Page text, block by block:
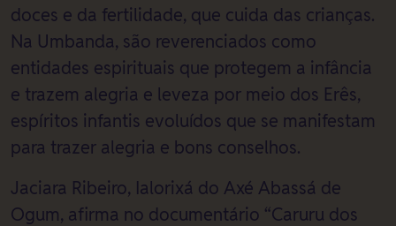
doces e da fertilidade, que cuida das crianças.
Na Umbanda, são reverenciados como
entidades espirituais que protegem a infância
e trazem alegria e leveza por meio dos Erês,
espíritos infantis evoluídos que se manifestam
para trazer alegria e bons conselhos.
Jaciara Ribeiro, Ialorixá do Axé Abassá de
Ogum, afirma no documentário “Caruru dos